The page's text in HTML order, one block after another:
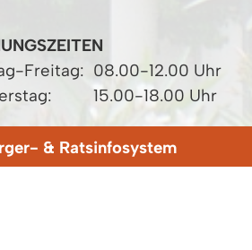
Freitag: 08.00-12.00 Uhr
15.00-18.00 Uhr
& Ratsinfosystem